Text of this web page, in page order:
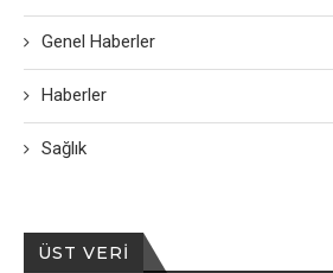
Genel Haberler
Haberler
Sağlık
ÜST VERI